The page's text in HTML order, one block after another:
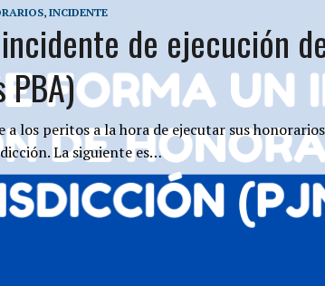
,INCIDENTE
de ejecución
PBA)
a los peritos a la hora de ejecutar sus
La siguiente es…